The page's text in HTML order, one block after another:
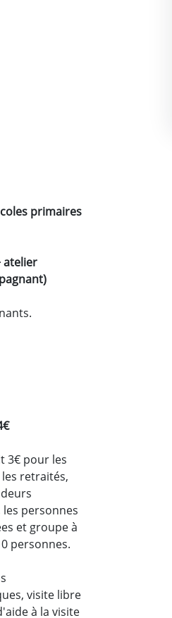
primaires
atelier
3€ pour les
retraités,
personnes
et groupe à
personnes.
visite libre
à la visite